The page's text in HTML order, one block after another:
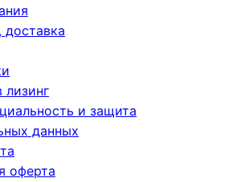
доставка
лизинг
и защита
данных
оферта